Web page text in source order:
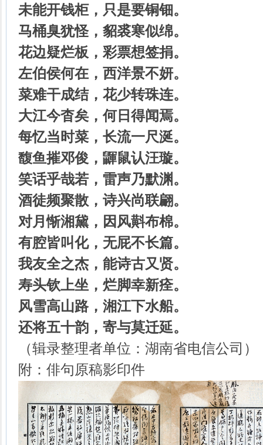
未能开钱柜，只是要铜钿。
马桶臭犹怪，貂裘寒似绵。
花边疑烂板，彩票想签捐。
左伯侯何在，西洋景不妍。
菜难干成结，花少转珠连。
大江今杳矣，何日得闻焉。
每忆当时菜，长流一尺涎。
馥鱼摧邓俊，鼲鼠认汪璇。
笑话乎哉若，雷声乃默渊。
酒徒频聚散，诗兴尚联翩。
对月惭湘黛，因风斢布棉。
有腔皆叫化，无屁不长篇。
我友全之杰，能诗古又贤。
寿头钦上坐，烂脚幸新痊。
风雪高山路，湘江下水船。
还将五十韵，寄与莫迁延。
（辑录整理者单位：湖南省电信公司）
附：俳句原稿影印件